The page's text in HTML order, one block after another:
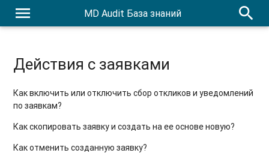
menu MD Audit База знаний search
Действия с заявками
Как включить или отключить сбор откликов и уведомлений
по заявкам?
Как скопировать заявку и создать на ее основе новую?
Как отменить созданную заявку?